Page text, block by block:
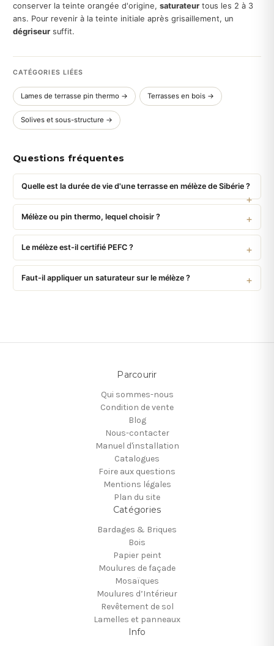
conserver la teinte orangée d'origine, saturateur tous les 2 à 3
ans. Pour revenir à la teinte initiale après grisaillement, un
dégriseur suffit.
CATÉGORIES LIÉES
Lames de terrasse pin thermo → Terrasses en bois →
Solives et sous-structure →
Questions fréquentes
Quelle est la durée de vie d'une terrasse en mélèze de Sibérie ?
Mélèze ou pin thermo, lequel choisir ?
Le mélèze est-il certifié PEFC ?
Faut-il appliquer un saturateur sur le mélèze ?
Parcourir
Qui sommes-nous
Condition de vente
Blog
Nous-contacter
Manuel d'installation
Catalogues
Foire aux questions
Mentions légales
Plan du site
Catégories
Bardages & Briques
Bois
Papier peint
Moulures de façade
Mosaïques
Moulures d’Intérieur
Revêtement de sol
Lamelles et panneaux
Info